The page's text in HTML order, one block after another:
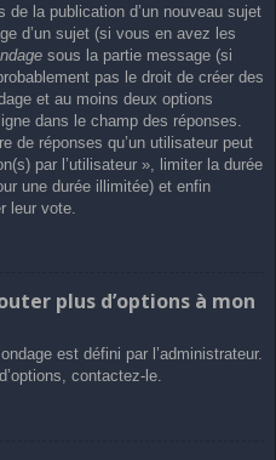
de la publication d’un nouveau sujet
d’un sujet (si vous en avez les
sous la partie message (si
pas le droit de créer des
et au moins deux options
dans le champ des réponses.
de réponses qu’un utilisateur peut
par l’utilisateur », limiter la durée
une durée illimitée) et enfin
leur vote.
plus d’options à mon
est défini par l’administrateur.
contactez-le.